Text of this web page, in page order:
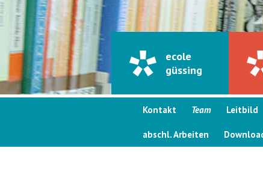
ecole
güssing
Kontakt Team Leitbild
abschl. Arbeiten